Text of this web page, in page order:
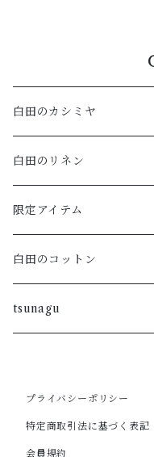
白田のカシミヤ
アームウォーマー
マフラー・ストール
ハイネックプルオーバー・
ラウンドカーディガン・ボ
ロングカーディガン
白田のリネン
ポロニット
ラウンドプルオーバー
重ねVプルオーバー
ワンピース
限定アイテム
Vネックフレンチスリーブ
白田のコットン
ラウンドネックカーディガ
VNプルオーバー
tsunagu
ポートネックチュニック
プライバシーポリシー
特定商取引法に基づく表記
会員規約